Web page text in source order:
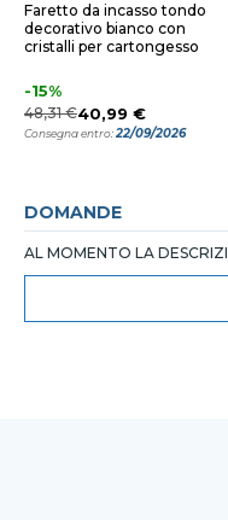
Faretto da incasso tondo
decorativo bianco con
cristalli per cartongesso
-15%
48,31 €40,99 €
Consegna entro:22/09/2026
DOMANDE
AL MOMENTO LA